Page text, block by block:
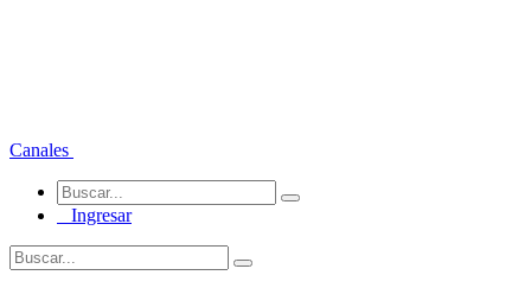
Canales
Ingresar